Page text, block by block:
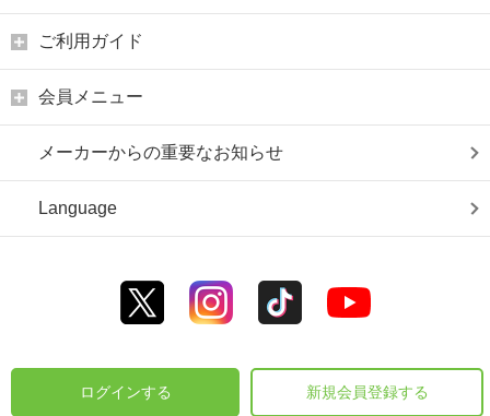
ご利用ガイド
会員メニュー
メーカーからの重要なお知らせ
Language
ログインする 新規会員登録する